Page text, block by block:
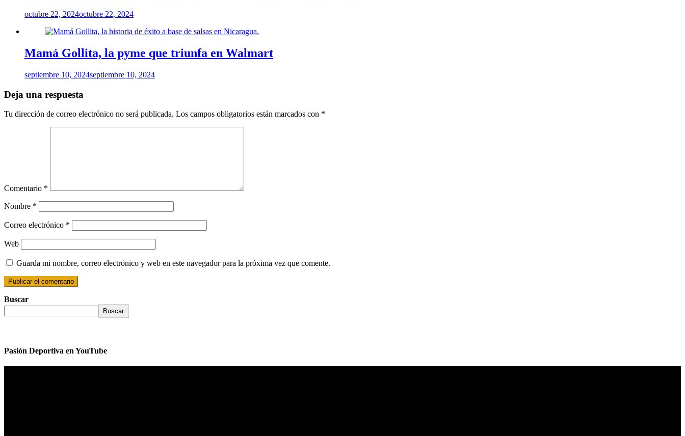
octubre 22, 2024octubre 22, 2024
Mamá Gollita, la pyme que triunfa en Walmart
septiembre 10, 2024septiembre 10, 2024
Deja una respuesta
Tu dirección de correo electrónico no será publicada. Los campos obligatorios están marcados con *
Comentario *
Nombre *
Correo electrónico *
Web
Guarda mi nombre, correo electrónico y web en este navegador para la próxima vez que comente.
Buscar
Buscar
Pasión Deportiva en YouTube